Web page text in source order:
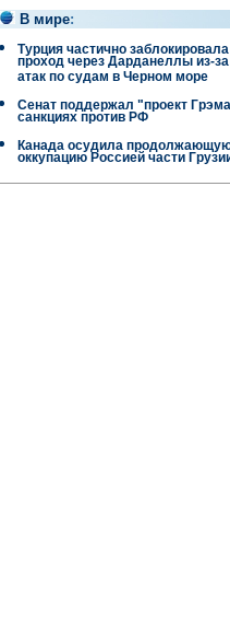
В мире:
Турция частично заблокировала
проход через Дарданеллы из-за
атак по судам в Черном море
Сенат поддержал "проект
санкциях против РФ
Канада осудила
оккупацию Россией части